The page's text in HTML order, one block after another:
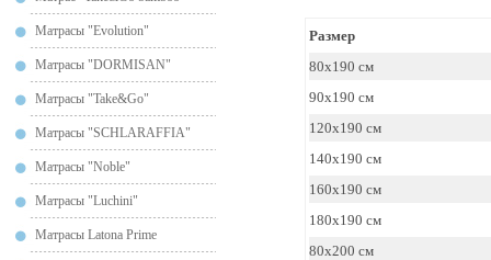
Матрасы "Evolution"
Матрасы "DORMISAN"
Матрасы "Take&Go"
Матрасы "SCHLARAFFIA"
Матрасы "Noble"
Матрасы "Luchini"
Матрасы Latona Prime
Размер
80х190 см
90x190 см
120x190 см
140x190 см
160x190 см
180x190 см
80x200 см